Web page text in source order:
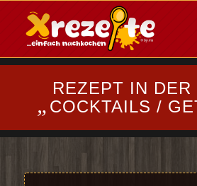
REZEPT IN DER
„ COCKTAILS /